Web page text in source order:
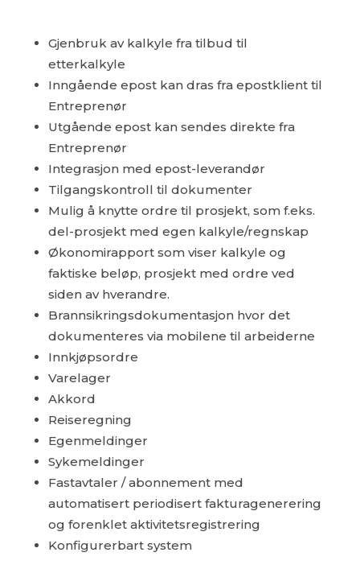
Gjenbruk av kalkyle fra tilbud til
etterkalkyle
Inngående epost kan dras fra epostklient til
Entreprenør
Utgående epost kan sendes direkte fra
Entreprenør
Integrasjon med epost-leverandør
Tilgangskontroll til dokumenter
Mulig å knytte ordre til prosjekt, som f.eks.
del-prosjekt med egen kalkyle/regnskap
Økonomirapport som viser kalkyle og
faktiske beløp, prosjekt med ordre ved
siden av hverandre.
Brannsikringsdokumentasjon hvor det
dokumenteres via mobilene til arbeiderne
Innkjøpsordre
Varelager
Akkord
Reiseregning
Egenmeldinger
Sykemeldinger
Fastavtaler / abonnement med
automatisert periodisert fakturagenerering
og forenklet aktivitetsregistrering
Konfigurerbart system